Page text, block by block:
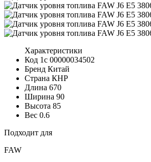
Характеристики
Код 1с 00000034502
Бренд Китай
Страна КНР
Длина 670
Ширина 90
Высота 85
Вес 0.6
Подходит для
FAW